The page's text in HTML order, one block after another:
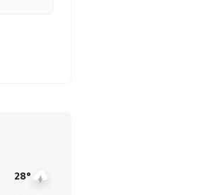
28°